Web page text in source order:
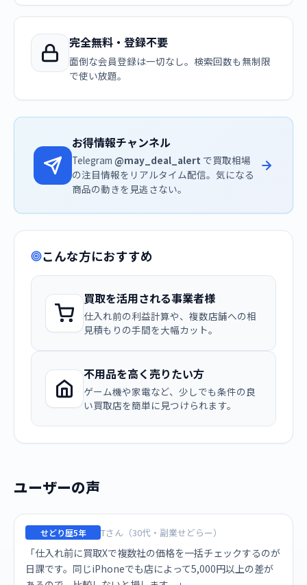
完全無料・登録不要
面倒な会員登録は一切なし。検索回数も無制限
で使い放題。
お得情報チャンネル
Telegram @may_deal_alert で買取相場
の注目情報をリアルタイム配信。気になる
商品の動きを見逃さない。
こんな方におすすめ
買取を活用される事業者様
仕入れ前の利益計算や、複数店舗への相
見積もりの手間を大幅カット。
不用品を高く売りたい方
ゲーム機や家電など、少しでも条件の良
い買取店を簡単に見つけられます。
ユーザーの声
せどり歴5年 Tさん（30代・副業せどらー）
「仕入れ前に買取Xで複数社の価格を一括チェックするのが
日課です。同じiPhoneでも店によって5,000円以上の差が